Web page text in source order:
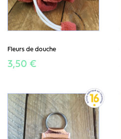
Fleurs de douche
3,50 €